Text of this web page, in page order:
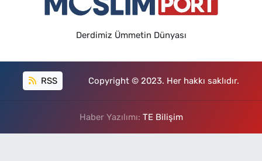
Derdimiz Ümmetin Dünyası
RSS Copyright © 2023. Her hakkı saklıdır.
Haber Yazılımı: TE Bilişim